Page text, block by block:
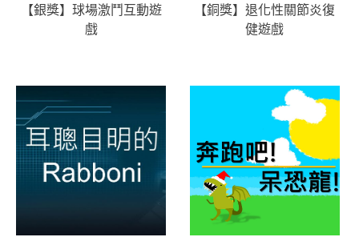
【銀獎】球場激鬥互動遊
戲
【銅獎】退化性關節炎復
健遊戲